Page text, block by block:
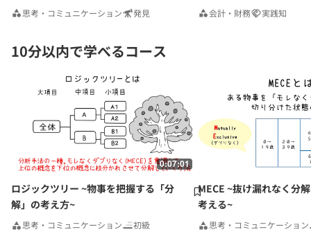
ゅ先生特別対談
思考・コミュニケーション 発見 会計・財務 実践知
10分以内で学べるコース
0:07:01
ロジックツリー ~物事を把握する「分
解」の考え方~
思考・コミュニケーション 初級
MECE ~抜け漏れなく分
考える~
思考・コミュニケーション